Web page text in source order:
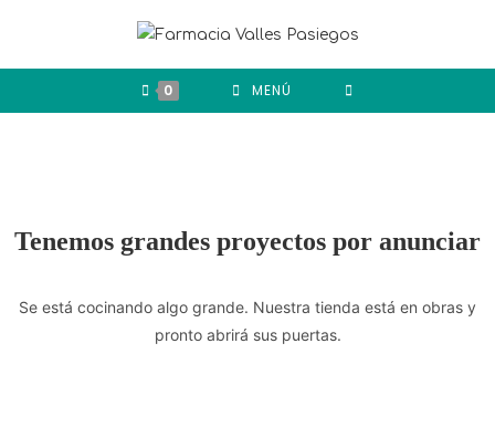
0 MENÚ
Tenemos grandes proyectos por anunciar
Se está cocinando algo grande. Nuestra tienda está en obras y
pronto abrirá sus puertas.